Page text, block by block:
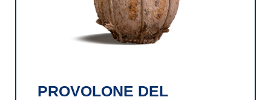
PROVOLONE DEL